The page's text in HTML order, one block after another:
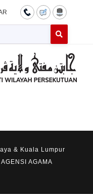
Cari
& Kuala Lumpur
AGAMA